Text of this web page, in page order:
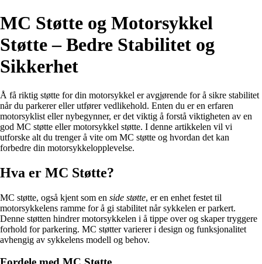
MC Støtte og Motorsykkel
Støtte – Bedre Stabilitet og
Sikkerhet
Å få riktig støtte for din motorsykkel er avgjørende for å sikre stabilitet
når du parkerer eller utfører vedlikehold. Enten du er en erfaren
motorsyklist eller nybegynner, er det viktig å forstå viktigheten av en
god MC støtte eller motorsykkel støtte. I denne artikkelen vil vi
utforske alt du trenger å vite om MC støtte og hvordan det kan
forbedre din motorsykkelopplevelse.
Hva er MC Støtte?
MC støtte, også kjent som en side støtte, er en enhet festet til
motorsykkelens ramme for å gi stabilitet når sykkelen er parkert.
Denne støtten hindrer motorsykkelen i å tippe over og skaper tryggere
forhold for parkering. MC støtter varierer i design og funksjonalitet
avhengig av sykkelens modell og behov.